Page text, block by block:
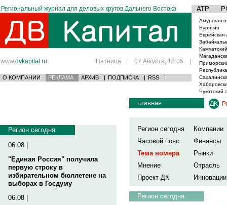
Региональный журнал для деловых кругов Дальнего Востока АТР
www.dvkapital.ru Пятница | 07 Августа, 18:05 |
О КОМПАНИИ РЕКЛАМА АРХИВ | ПОДПИСКА | RSS |
Амурская
Бурятия
Еврейская
Чукотский
Регион сегодня
06.08 |
"Единая Россия" получила
первую строку в
избирательном бюллетене на
выборах в Госдуму
06.08 |
главная
Регион сегодня
Компании
Часовой пояс
Финансы
Тема номера
Рынки
Мнение
Отрасль
Проект ДК
Инновации
Регион сегодня